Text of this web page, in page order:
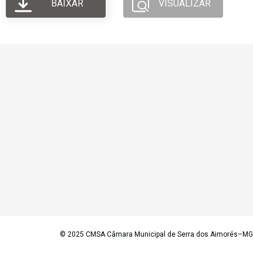
BAIXAR VISUALIZAR
© 2025 CMSA Câmara Municipal de Serra dos Aimorés–MG